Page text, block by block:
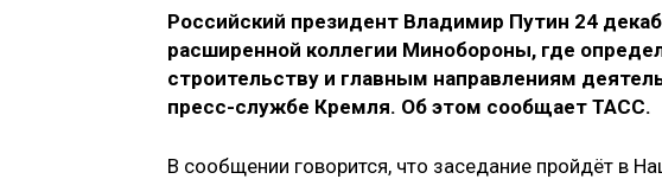
Российский президент Владимир Путин 24
расширенной коллегии Минобороны, где
строительству и главным направлениям
пресс-службе Кремля. Об этом сообщает ТАСС.
В сообщении говорится, что заседание пройдёт в